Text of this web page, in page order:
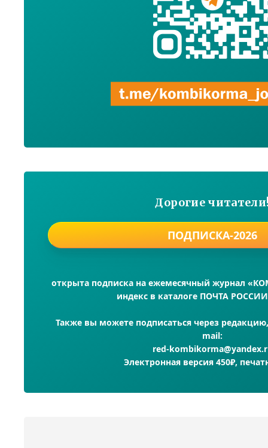
Дорогие
ПОДПИСКА-2026
открыта подписка на ежемесячный журнал
индекс в каталоге ПОЧТА
Также вы можете подписаться через
mail:
red-
Электронная версия 450₽,